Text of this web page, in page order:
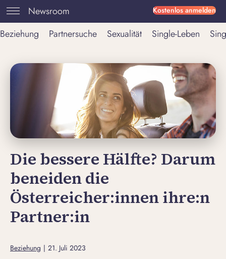
Kostenlos anmelden
Newsroom
Beziehung
Partnersuche Sexualität Single-Leben
Die bessere Hälfte? Darum
beneiden die
Österreicher:innen ihre:n
Partner:in
Beziehung | 21. Juli 2023